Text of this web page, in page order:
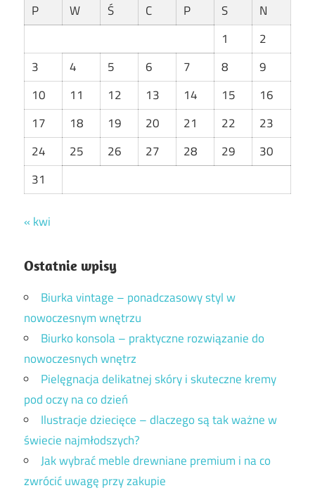
P
W Ś C P S
N
1
2
3
4 5 6 7 8
9
10
11 12 13 14 15
16
17
18 19 20 21 22
23
24
25 26 27 28 29
30
31
« kwi
Ostatnie wpisy
Biurka vintage – ponadczasowy styl w
nowoczesnym wnętrzu
Biurko konsola – praktyczne rozwiązanie do
nowoczesnych wnętrz
Pielęgnacja delikatnej skóry i skuteczne kremy
pod oczy na co dzień
Ilustracje dziecięce – dlaczego są tak ważne w
świecie najmłodszych?
Jak wybrać meble drewniane premium i na co
zwrócić uwagę przy zakupie